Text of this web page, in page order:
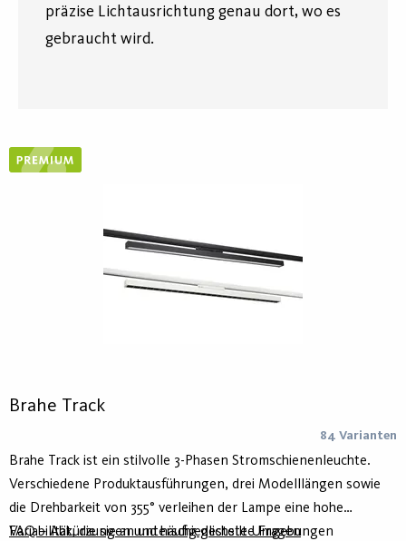
präzise Lichtausrichtung genau dort, wo es
gebraucht wird.
Brahe Track
84 Varianten
Brahe Track ist ein stilvolle 3-Phasen Stromschienenleuchte.
Verschiedene Produktausführungen, drei Modelllängen sowie
die Drehbarkeit von 355° verleihen der Lampe eine hohe
Variabilität, die sie an unterschiedlichste Umgebungen
FAQ – Abkürzungen und häufig gestellte Fragen